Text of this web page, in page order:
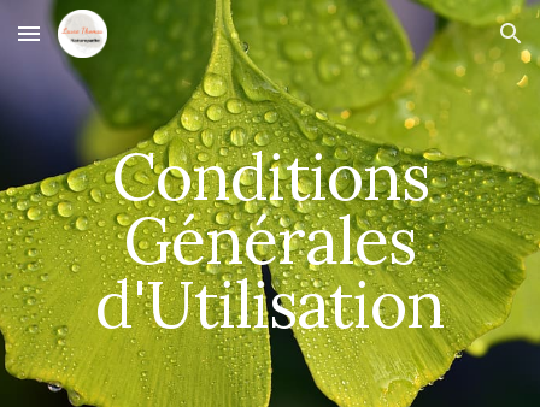
Skip to main content Skip to navigation
Conditions
Générales
d'Utilisation